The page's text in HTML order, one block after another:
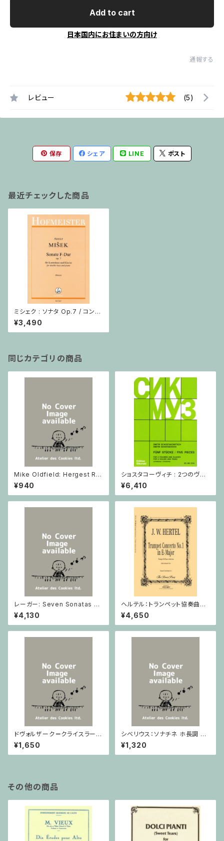
Add to cart
日本国内にお住まいの方向け
通報する
レビュー (5)
保存 シェア LINE ポスト
最近チェックした商品
ミシェク : ソナタ Op.7 / コント
ラバスとピアノ
¥3,490
同じカテゴリの商品
Mike Oldfield: Hergest Rid
ge / ピアノ
¥940
ショスタコーヴィチ : 2つのヴァ
イオリンとピアノのための 5つの
小品 / ヴァイオリン2とピアノ
¥6,410
レーガー: Seven Sonatas o
p. 91 Heft 2 / ヴァイオリン
¥4,130
ヘルテル：トランペット協奏曲第1
番 変ホ長調/トランペット・ピア
ノ
¥4,650
ドヴォルザーク＝クライスラー：
スラヴ幻想曲 ロ短調 from Op.
55-4, Op.75 / ヴァイオリンと
ピアノ
¥1,650
シベリウス：ソナチネ ホ長調 O
p.80 / ヴァイオリンとピアノ
¥1,320
その他の商品